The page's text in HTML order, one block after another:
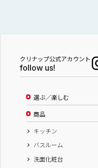
クリナップ公式アカウント
follow us!
選ぶ／楽しむ
商品
キッチン
バスルーム
洗面化粧台